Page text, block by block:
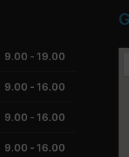
9.00 - 19.00
9.00 - 16.00
9.00 - 16.00
9.00 - 16.00